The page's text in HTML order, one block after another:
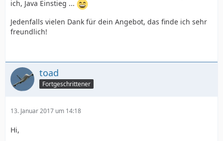
ich, Java Einstieg ...
Jedenfalls vielen Dank für dein Angebot, das finde ich sehr
freundlich!
toad
Fortgeschrittener
13. Januar 2017 um 14:18
Hi,